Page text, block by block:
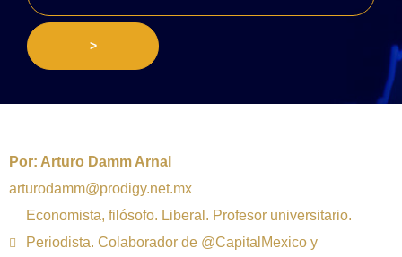
>
Por: Arturo Damm Arnal
arturodamm@prodigy.net.mx
Economista, filósofo. Liberal. Profesor universitario.
Periodista. Colaborador de @CapitalMexico y